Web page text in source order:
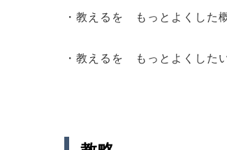
・教えるを もっとよくした
・教えるを もっとよくした